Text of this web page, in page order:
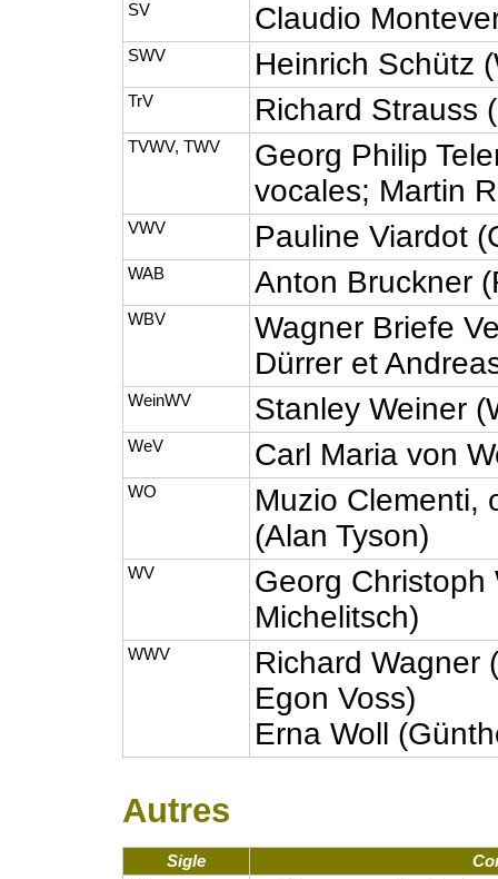
SV Claudio
SWV Heinrich Schütz
TrV Richard Strauss
TVWV, TWV
Georg Philip
vocales; Martin
VWV Pauline Viardot
WAB Anton Bruckner
WBV
Wagner Briefe
Dürrer et
WeinWV Stanley Weiner
WeV Carl Maria von
WO
Muzio Clementi,
(Alan Tyson)
WV
Georg Christoph
Michelitsch)
WWV
Richard Wagner
Egon Voss)
Erna Woll
Autres
Sigle